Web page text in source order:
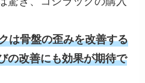
は骨盤の歪みを改善する
の改善にも効果が期待で